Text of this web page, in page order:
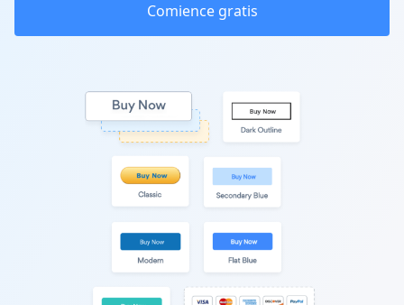
Comience gratis